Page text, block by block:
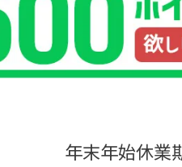
検
年末年始休業